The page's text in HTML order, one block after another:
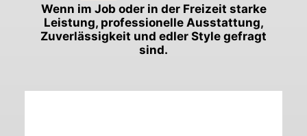
Wenn im Job oder in der Freizeit starke
Leistung, professionelle Ausstattung,
Zuverlässigkeit und edler Style gefragt
sind.